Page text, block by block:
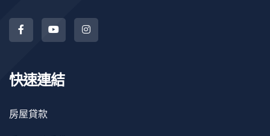
快速連結
房屋貸款